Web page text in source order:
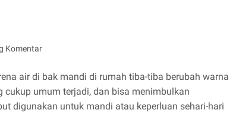
Komentar
air di bak mandi di rumah tiba-tiba berubah warna
umum terjadi, dan bisa menimbulkan
digunakan untuk mandi atau keperluan sehari-hari